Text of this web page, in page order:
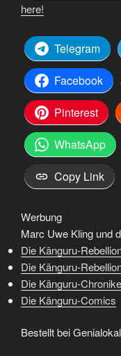
here!
Telegram
Facebook
Pinterest
WhatsApp
Copy Link
Werbung
Marc Uwe Kling und
Die Känguru-
Die Känguru-
Die Känguru-
Die Känguru-Comics
Bestellt bei